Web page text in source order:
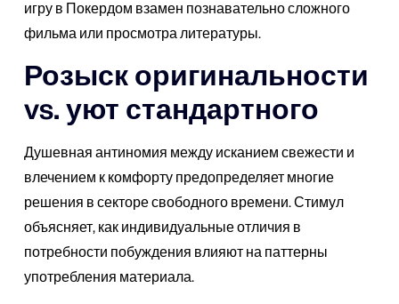
игру в Покердом взамен познавательно сложного
фильма или просмотра литературы.
Розыск оригинальности
vs. уют стандартного
Душевная антиномия между исканием свежести и
влечением к комфорту предопределяет многие
решения в секторе свободного времени. Стимул
объясняет, как индивидуальные отличия в
потребности побуждения влияют на паттерны
употребления материала.